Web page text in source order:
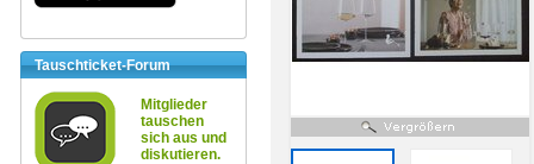
Tauschticket-Forum
Mitglieder
tauschen
sich aus und
diskutieren.